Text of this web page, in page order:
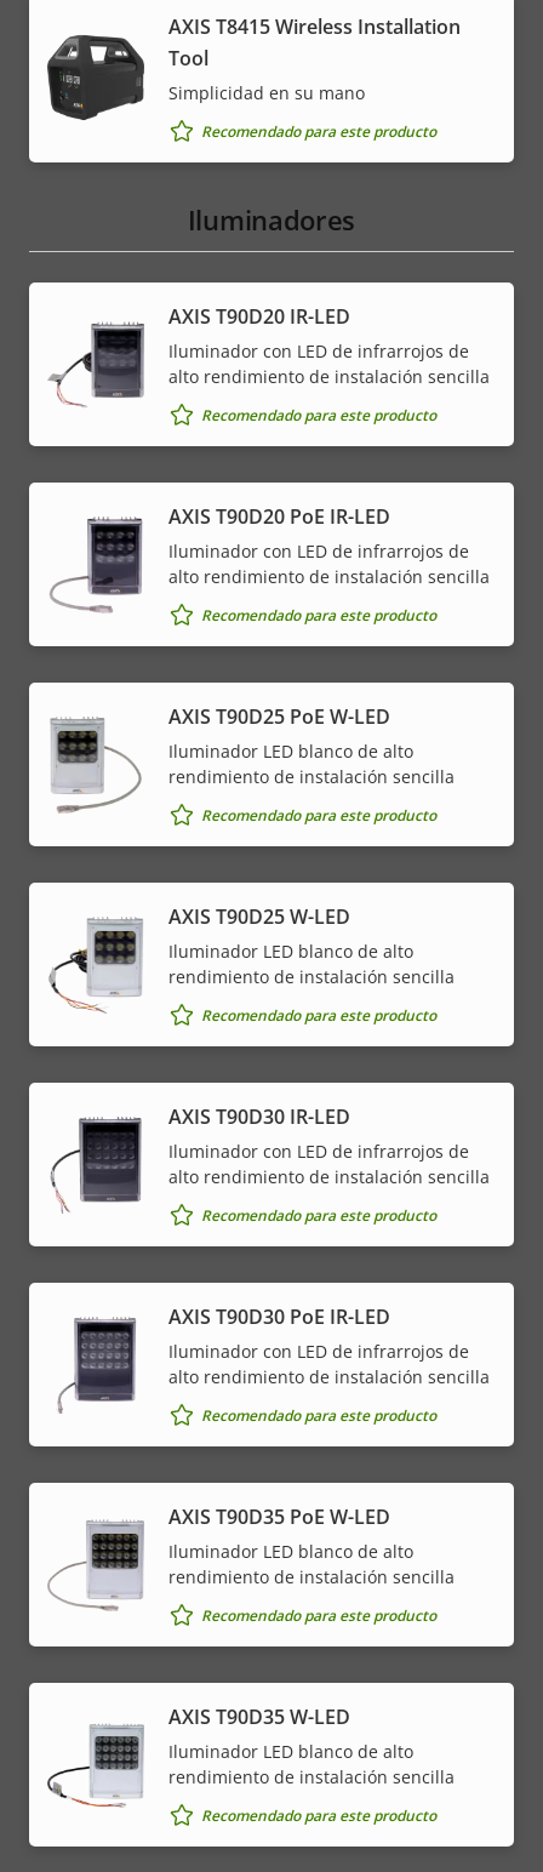
AXIS T8415 Wireless Installation
Tool
Simplicidad en su mano
Recomendado para este producto
Iluminadores
AXIS T90D20 IR-LED
Iluminador con LED de infrarrojos de
alto rendimiento de instalación sencilla
Recomendado para este producto
AXIS T90D20 PoE IR-LED
Iluminador con LED de infrarrojos de
alto rendimiento de instalación sencilla
Recomendado para este producto
AXIS T90D25 PoE W-LED
Iluminador LED blanco de alto
rendimiento de instalación sencilla
Recomendado para este producto
AXIS T90D25 W-LED
Iluminador LED blanco de alto
rendimiento de instalación sencilla
Recomendado para este producto
AXIS T90D30 IR-LED
Iluminador con LED de infrarrojos de
alto rendimiento de instalación sencilla
Recomendado para este producto
AXIS T90D30 PoE IR-LED
Iluminador con LED de infrarrojos de
alto rendimiento de instalación sencilla
Recomendado para este producto
AXIS T90D35 PoE W-LED
Iluminador LED blanco de alto
rendimiento de instalación sencilla
Recomendado para este producto
AXIS T90D35 W-LED
Iluminador LED blanco de alto
rendimiento de instalación sencilla
Recomendado para este producto